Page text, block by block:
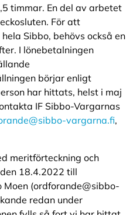
timmar. En del av arbetet
För att
Sibbo, behövs också en
I lönebetalningen
börjar enligt
har hittats, helst i maj
IF Sibbo-Vargarnas
vargarna.fi,
meritförteckning och
18.4.2022 till
(ordforande@sibbo-
redan under